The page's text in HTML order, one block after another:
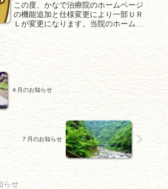
この度、かなで治療院のホームページ
の機能追加と仕様変更により一部ＵＲ
Ｌが変更になります。当院のホームペ
ージやブログをブックマークしてくだ
さっていた方はリンクが外れてしまう
場合がありますので再度ブックマーク
していただけると助かります(^^主な...
４月のお知らせ
７月のお知らせ
らせ